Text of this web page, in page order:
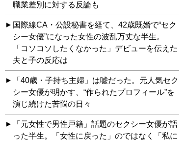
職業差別に対する反論も
国際線CA・公設秘書を経て、42歳既婚で“セク
シー女優”になった女性の波乱万丈な半生。
「コソコソしたくなかった」デビューを伝えた
夫と子の反応は
「40歳・子持ち主婦」は嘘だった。元人気セク
シー女優が明かす、“作られたプロフィール”を
演じ続けた苦悩の日々
「元女性で男性戸籍」話題のセクシー女優が語
った半生。「女性に戻った」のではなく「私に